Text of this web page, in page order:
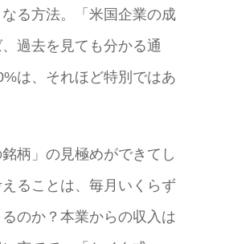
る方法。「米国企業の成
過去を見ても分かる通
は、それほど特別ではあ
柄」の見極めができてし
ることは、毎月いくらず
のか？本業からの収入は